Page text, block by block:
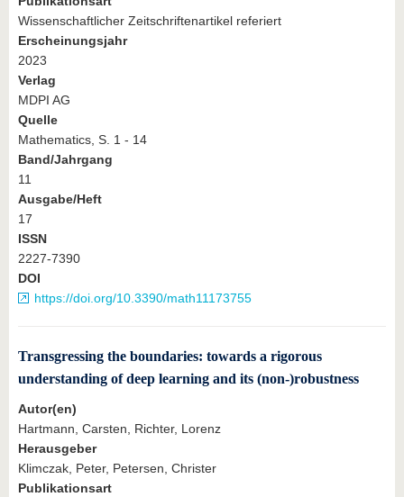
Wissenschaftlicher Zeitschriftenartikel referiert
Erscheinungsjahr
2023
Verlag
MDPI AG
Quelle
Mathematics, S. 1 - 14
Band/Jahrgang
11
Ausgabe/Heft
17
ISSN
2227-7390
DOI
https://doi.org/10.3390/math11173755
Transgressing the boundaries: towards a rigorous
understanding of deep learning and its (non-)robustness
Autor(en)
Hartmann, Carsten, Richter, Lorenz
Herausgeber
Klimczak, Peter, Petersen, Christer
Publikationsart